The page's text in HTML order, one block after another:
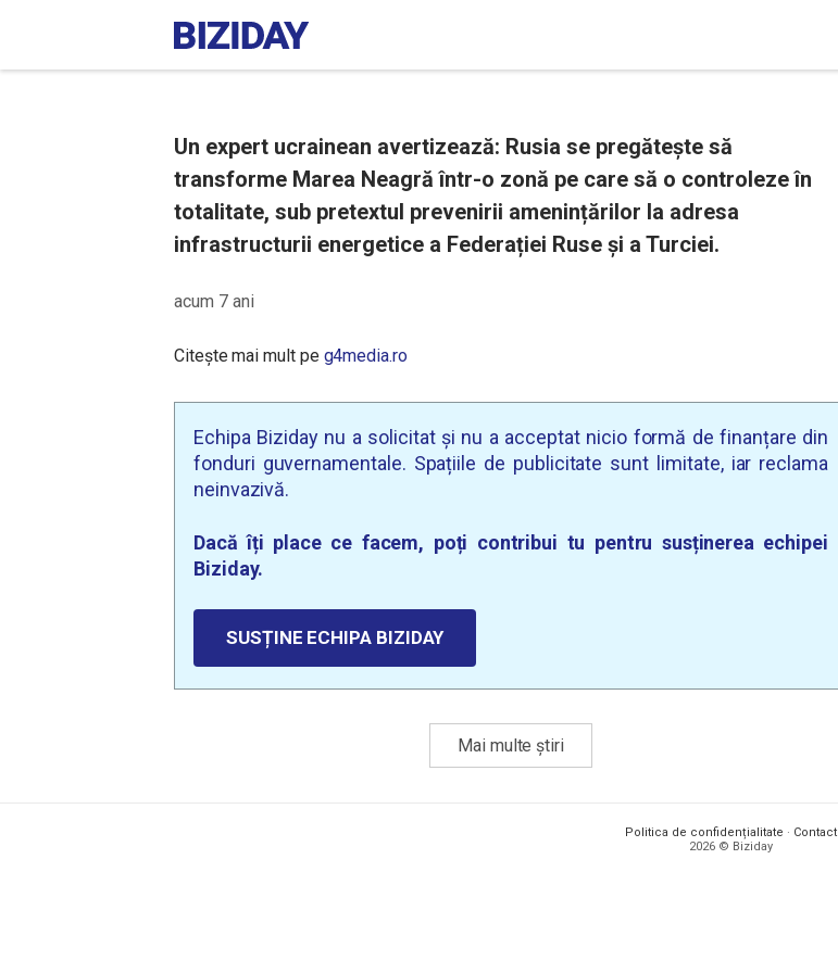
Un expert ucrainean avertizează: Rusia se pregătește să
transforme Marea Neagră într-o zonă pe care să o controleze în
totalitate, sub pretextul prevenirii amenințărilor la adresa
infrastructurii energetice a Federației Ruse și a Turciei.
acum 7 ani
Citește mai mult pe g4media.ro
Echipa Biziday nu a solicitat și nu a acceptat nicio formă de finanțare din
fonduri guvernamentale. Spațiile de publicitate sunt limitate, iar reclama
neinvazivă.
Dacă îți place ce facem, poți contribui tu pentru susținerea echipei
Biziday.
SUSȚINE ECHIPA BIZIDAY
Mai multe știri
Politica de confidențialitate · Contact
2026 © Biziday